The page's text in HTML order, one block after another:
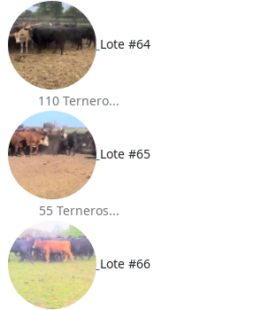
Lote #64
110 Ternero...
Lote #65
55 Terneros...
Lote #66